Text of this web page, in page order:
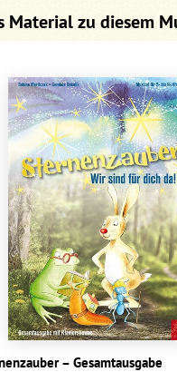
Material zu diesem
– Gesamtausgabe